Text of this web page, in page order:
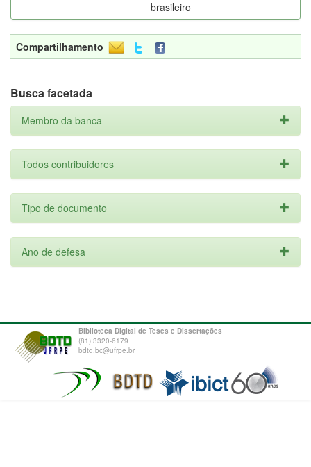
brasileiro
Compartilhamento
Busca facetada
Membro da banca
Todos contribuidores
Tipo de documento
Ano de defesa
Biblioteca Digital de Teses e Dissertações
(81) 3320-6179
bdtd.bc@ufrpe.br